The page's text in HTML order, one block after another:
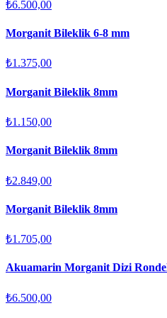
₺6.500,00
Morganit Bileklik 6-8 mm
₺1.375,00
Morganit Bileklik 8mm
₺1.150,00
Morganit Bileklik 8mm
₺2.849,00
Morganit Bileklik 8mm
₺1.705,00
Akuamarin Morganit Dizi
₺6.500,00